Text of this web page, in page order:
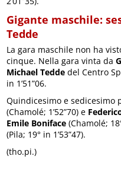
Gigante maschile:
Tedde
La gara maschile non ha
cinque. Nella gara vinta da
Michael Tedde del Centro
in 1’51”06.
Quindicesimo e sedicesimo
(Chamolé; 1’52”70) e
Emile Boniface (Chamolé;
(Pila; 19° in 1’53”47).
(tho.pi.)